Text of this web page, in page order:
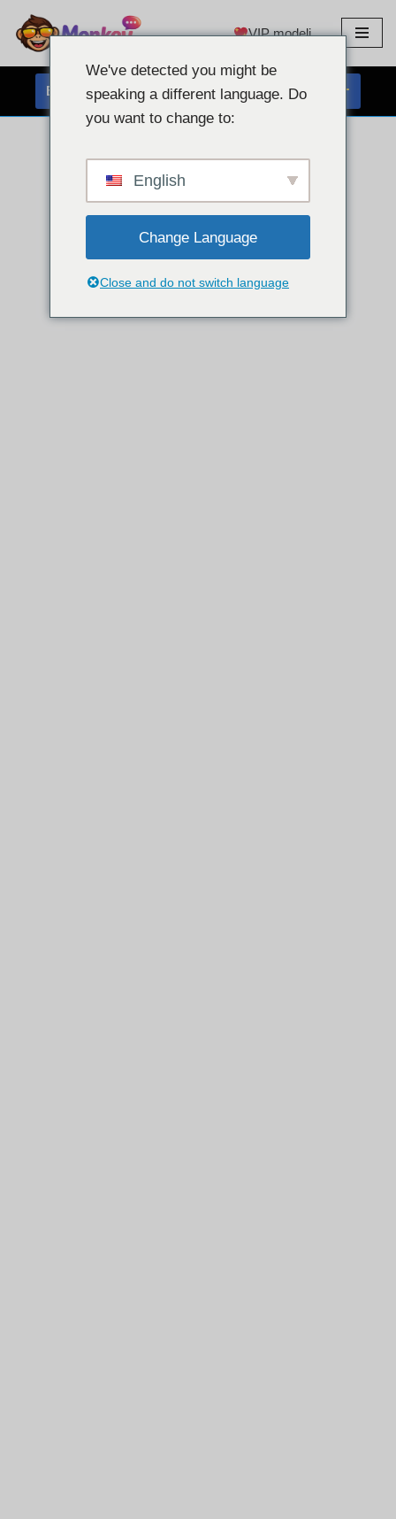
Preskoči
na
vsebino
VIP modeli
BREZPLAČEN KLEPET S SPLETNO KAMERO
We've detected you might be
speaking a different language. Do
you want to change to:
English
Change Language
Close and do not switch language